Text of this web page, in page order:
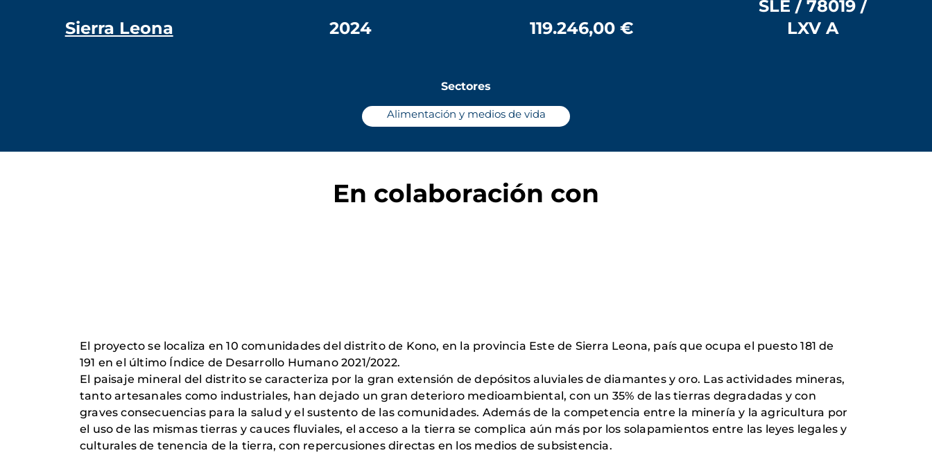
Sierra Leona 2024 119.246,00 €
SLE / 78019 /
LXV A
Sectores
Alimentación y medios de vida
En colaboración con
El proyecto se localiza en 10 comunidades del distrito de Kono, en la provincia Este de Sierra Leona, país que ocupa el puesto 181 de
191 en el último Índice de Desarrollo Humano 2021/2022.
El paisaje mineral del distrito se caracteriza por la gran extensión de depósitos aluviales de diamantes y oro. Las actividades mineras,
tanto artesanales como industriales, han dejado un gran deterioro medioambiental, con un 35% de las tierras degradadas y con
graves consecuencias para la salud y el sustento de las comunidades. Además de la competencia entre la minería y la agricultura por
el uso de las mismas tierras y cauces fluviales, el acceso a la tierra se complica aún más por los solapamientos entre las leyes legales y
culturales de tenencia de la tierra, con repercusiones directas en los medios de subsistencia.